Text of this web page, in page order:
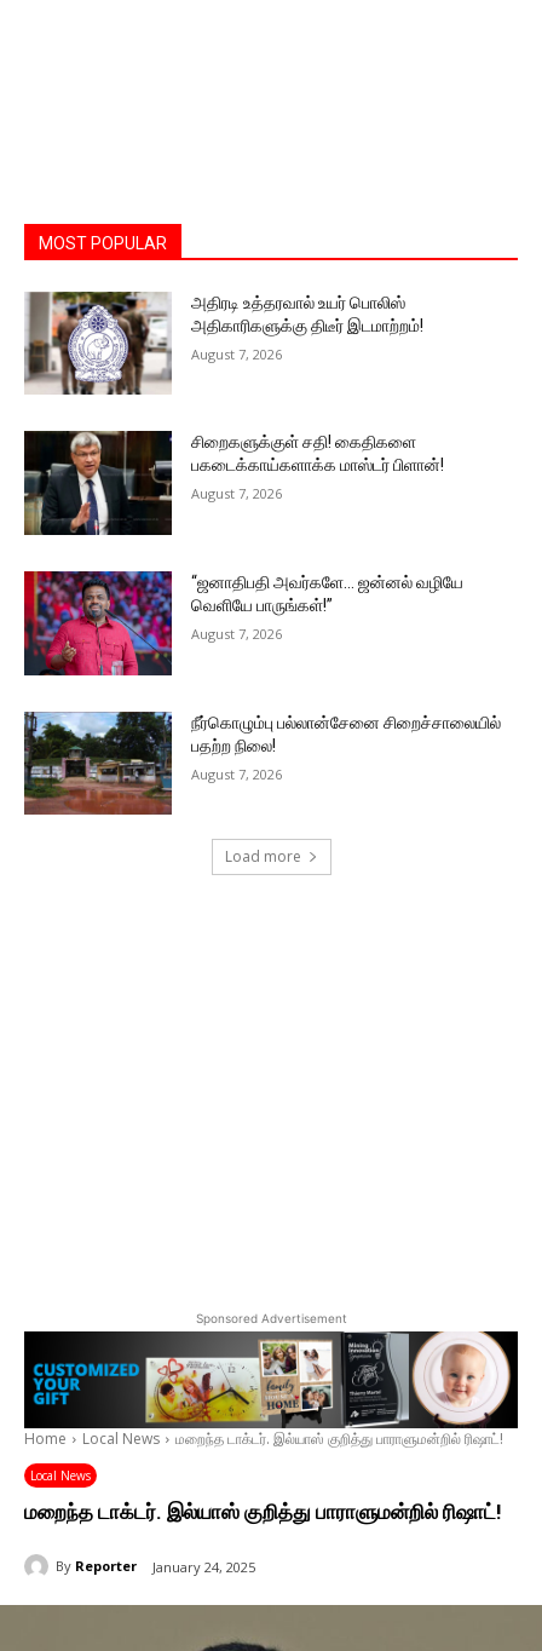
MOST POPULAR
அதிரடி உத்தரவால் உயர் பொலிஸ்
அதிகாரிகளுக்கு திடீர் இடமாற்றம்!
August 7, 2026
சிறைகளுக்குள் சதி! கைதிகளை
பகடைக்காய்களாக்க மாஸ்டர் பிளான்!
August 7, 2026
“ஜனாதிபதி அவர்களே… ஜன்னல் வழியே
வெளியே பாருங்கள்!”
August 7, 2026
நீர்கொழும்பு பல்லான்சேனை சிறைச்சாலையில்
பதற்ற நிலை!
August 7, 2026
Load more